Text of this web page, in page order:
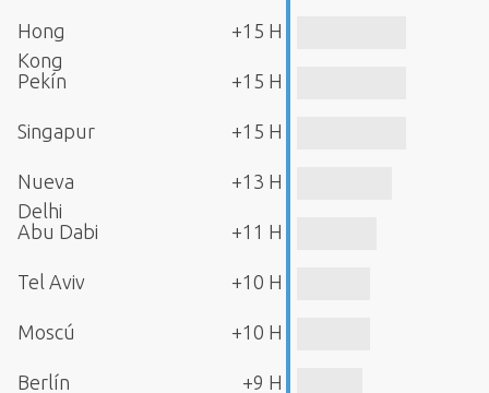
Hong
Kong
+15 H
Pekín +15 H
Singapur +15 H
Nueva
Delhi
+13 H
Abu Dabi +11 H
Tel Aviv +10 H
Moscú +10 H
Berlín +9 H